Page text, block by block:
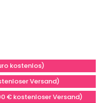
kostenlos)
Versand)
€ kostenloser Versand)